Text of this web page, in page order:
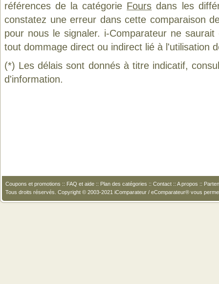
références de la catégorie Fours dans les
constatez une erreur dans cette comparaison
pour nous le signaler. i-Comparateur ne
tout dommage direct ou indirect lié à l'utilisation
(*) Les délais sont donnés à titre indicatif,
d'information.
Coupons et promotions :: FAQ et aide :: Plan des catégories :: Contact :: A propos ::
Tous droits réservés. Copyright © 2003-2021 iComparateur / eComparateur® vous